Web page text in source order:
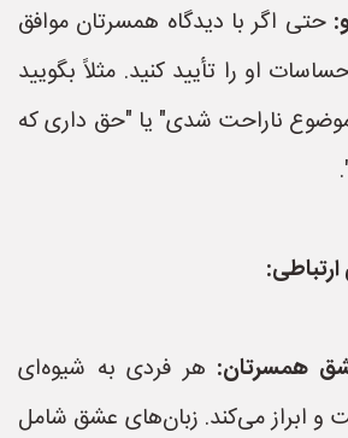
حتی اگر با دیدگاه همسرتان موافق
او را تأیید کنید. مثلاً بگویید
ناراحت شدی" یا "حق داری که
همسرتان: هر فردی به شیوه‌ای
ابراز می‌کند. زبان‌های عشق شامل